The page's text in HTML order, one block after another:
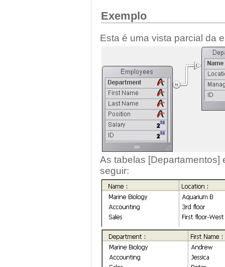
Exemplo
Esta é uma vista parcial da
As tabelas [Departamentos]
seguir: